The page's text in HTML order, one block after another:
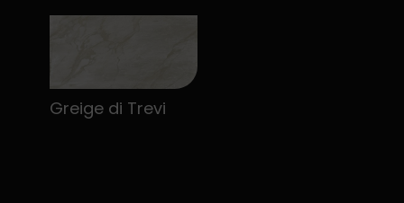
Greige di Trevi